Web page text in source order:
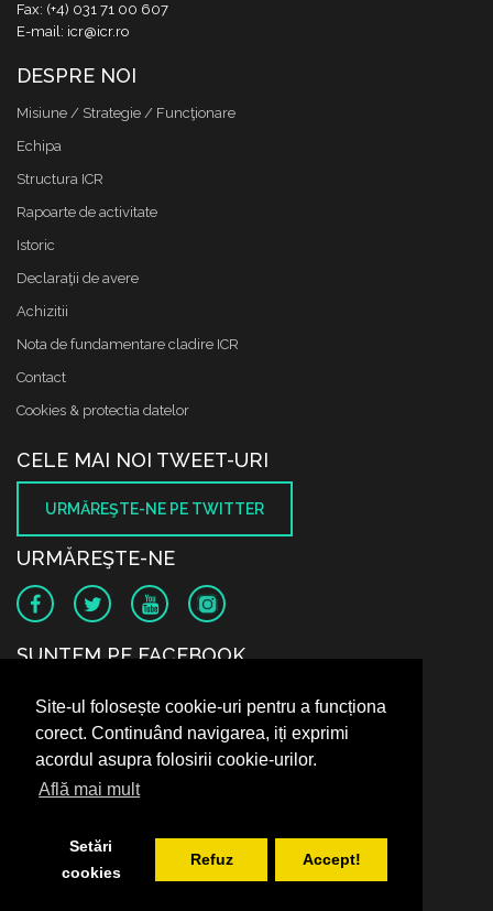
Site-ul folosește cookie-uri pentru a funcționa
corect. Continuând navigarea, iți exprimi
acordul asupra folosirii cookie-urilor.
Află mai mult
Setări
cookies
Refuz Accept!
Fax: (+4) 031 71 00 607
E-mail: icr@icr.ro
DESPRE NOI
Misiune / Strategie / Funcţionare
Echipa
Structura ICR
Rapoarte de activitate
Istoric
Declaraţii de avere
Achizitii
Nota de fundamentare cladire ICR
Contact
Cookies & protectia datelor
CELE MAI NOI TWEET-URI
URMĂREŞTE-NE PE TWITTER
URMĂREŞTE-NE
SUNTEM PE FACEBOOK